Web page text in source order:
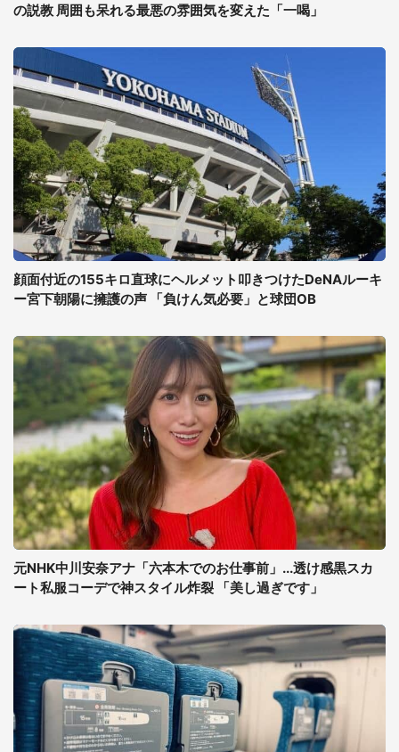
の説教 周囲も呆れる最悪の雰囲気を変えた「一喝」
顔面付近の155キロ直球にヘルメット叩きつけたDeNAルーキ
ー宮下朝陽に擁護の声 「負けん気必要」と球団OB
元NHK中川安奈アナ「六本木でのお仕事前」...透け感黒スカ
ート私服コーデで神スタイル炸裂 「美し過ぎです」